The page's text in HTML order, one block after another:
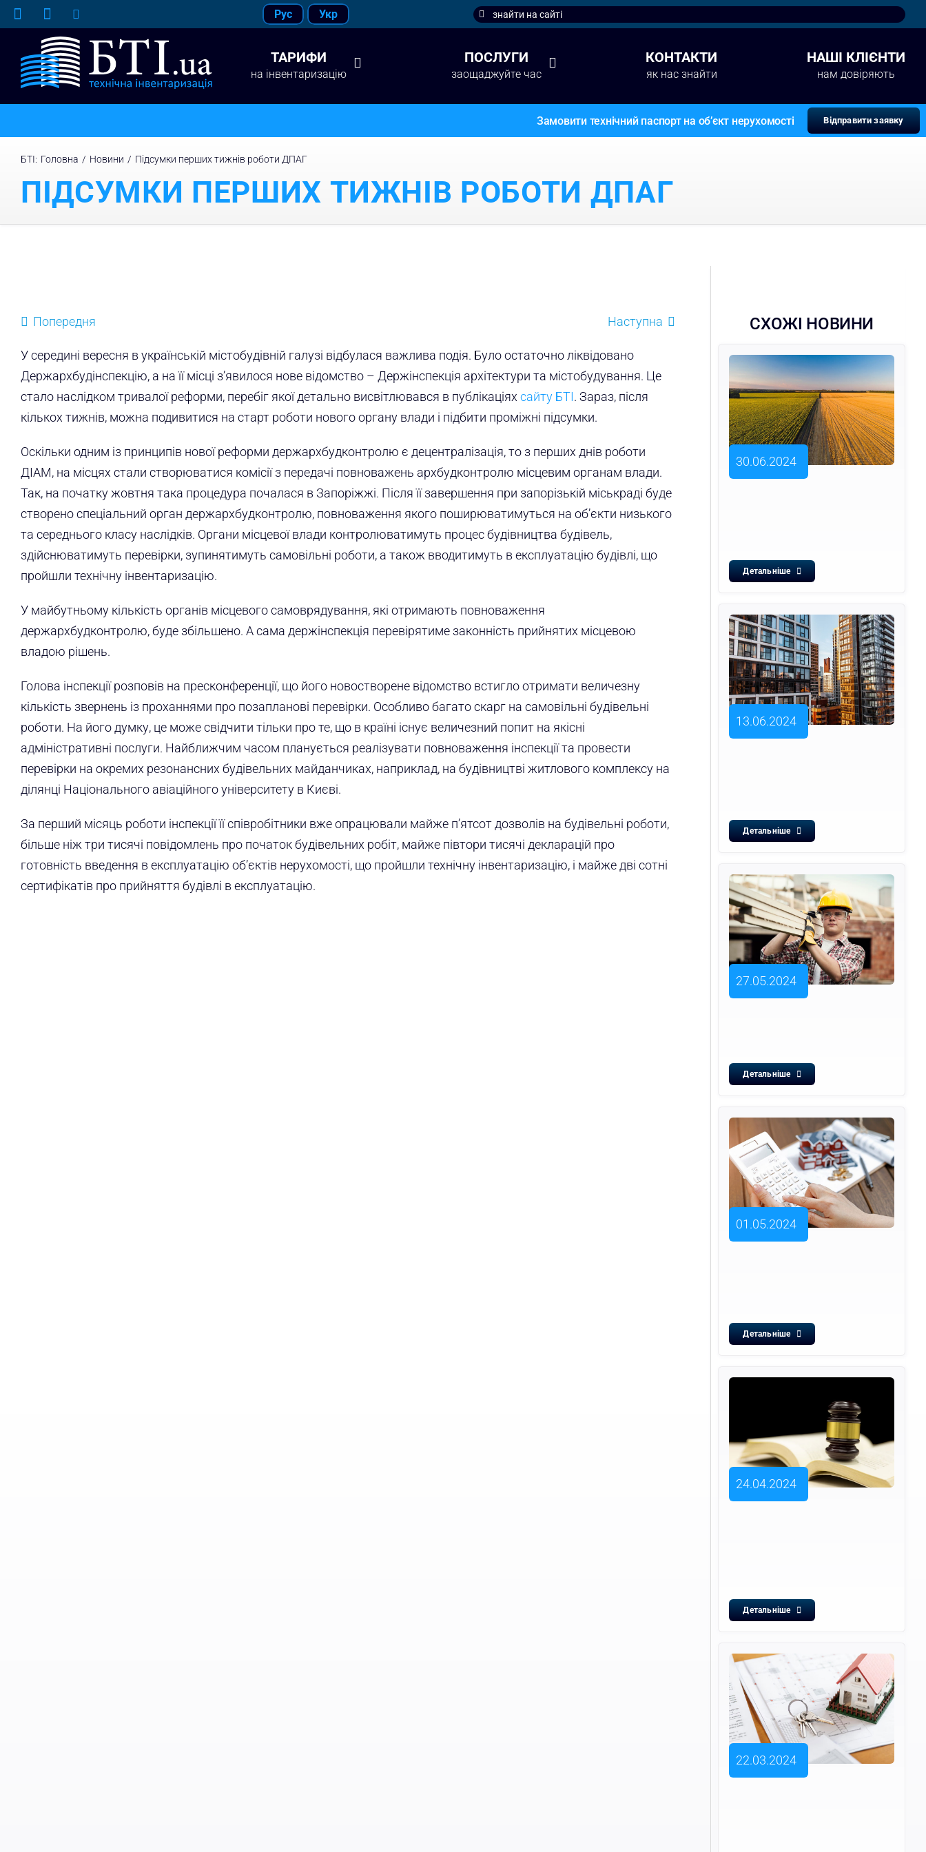
Skip
to
content
Рус Укр
Search
ТАРИФИ
на інвентаризацію
ПОСЛУГИ
заощаджуйте час
КОНТАКТИ
як нас знайти
НАШІ КЛІЄНТИ
нам довіряють
Замовити технічний паспорт на об’єкт нерухомості Відправити заявку
БТІ: Головна / Новини / Підсумки перших тижнів роботи ДПАГ
ПІДСУМКИ ПЕРШИХ ТИЖНІВ РОБОТИ ДПАГ
Попередня Наступна
У середині вересня в українській містобудівній галузі відбулася важлива подія. Було остаточно ліквідовано
Держархбудінспекцію, а на її місці з’явилося нове відомство – Держінспекція архітектури та містобудування. Це
стало наслідком тривалої реформи, перебіг якої детально висвітлювався в публікаціях сайту БТІ. Зараз, після
кількох тижнів, можна подивитися на старт роботи нового органу влади і підбити проміжні підсумки.
Оскільки одним із принципів нової реформи держархбудконтролю є децентралізація, то з перших днів роботи
ДІАМ, на місцях стали створюватися комісії з передачі повноважень архбудконтролю місцевим органам влади.
Так, на початку жовтня така процедура почалася в Запоріжжі. Після її завершення при запорізькій міськраді буде
створено спеціальний орган держархбудконтролю, повноваження якого поширюватимуться на об’єкти низького
та середнього класу наслідків. Органи місцевої влади контролюватимуть процес будівництва будівель,
здійснюватимуть перевірки, зупинятимуть самовільні роботи, а також вводитимуть в експлуатацію будівлі, що
пройшли технічну інвентаризацію.
У майбутньому кількість органів місцевого самоврядування, які отримають повноваження
держархбудконтролю, буде збільшено. А сама держінспекція перевірятиме законність прийнятих місцевою
владою рішень.
Голова інспекції розповів на пресконференції, що його новостворене відомство встигло отримати величезну
кількість звернень із проханнями про позапланові перевірки. Особливо багато скарг на самовільні будівельні
роботи. На його думку, це може свідчити тільки про те, що в країні існує величезний попит на якісні
адміністративні послуги. Найближчим часом планується реалізувати повноваження інспекції та провести
перевірки на окремих резонансних будівельних майданчиках, наприклад, на будівництві житлового комплексу на
ділянці Національного авіаційного університету в Києві.
За перший місяць роботи інспекції її співробітники вже опрацювали майже п’ятсот дозволів на будівельні роботи,
більше ніж три тисячі повідомлень про початок будівельних робіт, майже півтори тисячі декларацій про
готовність введення в експлуатацію об’єктів нерухомості, що пройшли технічну інвентаризацію, і майже дві сотні
сертифікатів про прийняття будівлі в експлуатацію.
СХОЖІ НОВИНИ
30.06.2024
Детальніше
13.06.2024
Детальніше
27.05.2024
Детальніше
01.05.2024
Детальніше
24.04.2024
Детальніше
22.03.2024